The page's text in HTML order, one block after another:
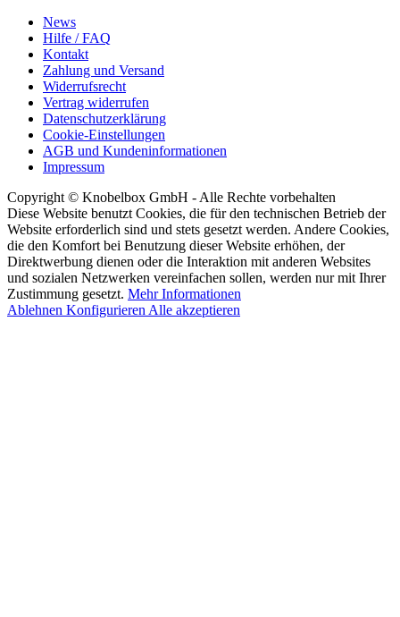
News
Hilfe / FAQ
Kontakt
Zahlung und Versand
Widerrufsrecht
Vertrag widerrufen
Datenschutzerklärung
Cookie-Einstellungen
AGB und Kundeninformationen
Impressum
Copyright © Knobelbox GmbH - Alle Rechte vorbehalten
Diese Website benutzt Cookies, die für den technischen Betrieb der
Website erforderlich sind und stets gesetzt werden. Andere Cookies,
die den Komfort bei Benutzung dieser Website erhöhen, der
Direktwerbung dienen oder die Interaktion mit anderen Websites
und sozialen Netzwerken vereinfachen sollen, werden nur mit Ihrer
Zustimmung gesetzt. Mehr Informationen
Ablehnen Konfigurieren Alle akzeptieren